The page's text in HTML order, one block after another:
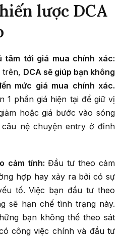
lược DCA
tâm tới giá mua chính xác:
trên, DCA sẽ giúp bạn không
mức giá mua chính xác.
1 phần giá hiện tại để giữ vị
hoặc giá bước vào sóng
nệ chuyện entry ở đỉnh
cảm tính: Đầu tư theo cảm
hợp hay xảy ra bởi có sự
tố. Việc bạn đầu tư theo
sẽ hạn chế tình trạng này.
bạn không thể theo sát
công việc chính và đầu tư